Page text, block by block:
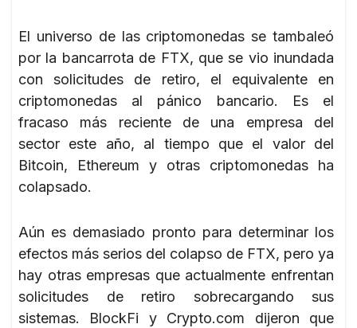
El universo de las criptomonedas se tambaleó
por la bancarrota de FTX, que se vio inundada
con solicitudes de retiro, el equivalente en
criptomonedas al pánico bancario. Es el
fracaso más reciente de una empresa del
sector este año, al tiempo que el valor del
Bitcoin, Ethereum y otras criptomonedas ha
colapsado.
Aún es demasiado pronto para determinar los
efectos más serios del colapso de FTX, pero ya
hay otras empresas que actualmente enfrentan
solicitudes de retiro sobrecargando sus
sistemas. BlockFi y Crypto.com dijeron que